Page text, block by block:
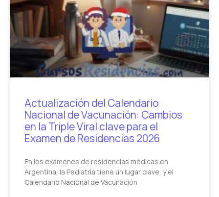
Actualización del Calendario
Nacional de Vacunación: Cambios
en la Triple Viral clave para el
Examen de Residencias 2026
En los exámenes de residencias médicas en
Argentina, la Pediatría tiene un lugar clave, y el
Calendario Nacional de Vacunación